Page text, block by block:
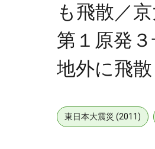
も飛散／
第１原発
地外に飛
東日本大震災 (2011)